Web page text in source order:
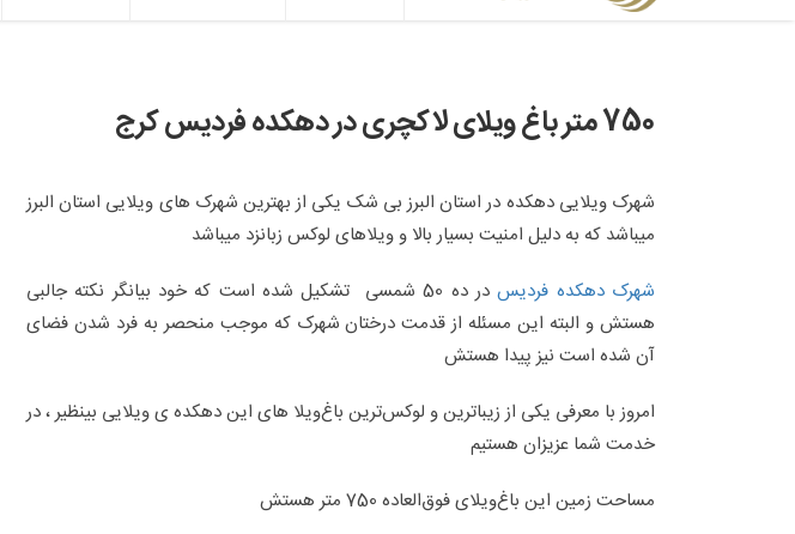
750 متر باغ ویلای لاکچری در دهکده فردیس کرج
شهرک ویلایی دهکده در استان البرز بی شک یکی از بهترین شهرک های ویلایی استان البرز
میباشد که به دلیل امنیت بسیار بالا و ویلاهای لوکس زبانزد میباشد
شهرک دهکده فردیس
در ده 50 شمسی تشکیل شده است که خود بیانگر نکته جالبی
هستش و البته این مسئله از قدمت درختان شهرک که موجب منحصر به فرد شدن فضای
آن شده است نیز پیدا هستش
امروز با معرفی یکی از زیباترین و لوکس‌ترین باغ‌ویلا های این دهکده ی ویلایی بینظیر ، در
خدمت شما عزیزان هستیم
مساحت زمین این باغ‌ویلای فوق‌العاده 750 متر هستش